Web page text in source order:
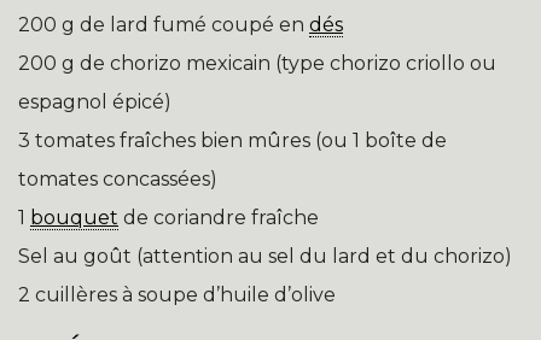
200 g de lard fumé coupé en dés
200 g de chorizo mexicain (type chorizo criollo ou
espagnol épicé)
3 tomates fraîches bien mûres (ou 1 boîte de
tomates concassées)
1 bouquet de coriandre fraîche
Sel au goût (attention au sel du lard et du chorizo)
2 cuillères à soupe d’huile d’olive